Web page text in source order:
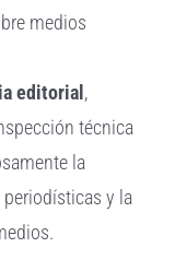
medios
editorial ,
técnica
la
y la